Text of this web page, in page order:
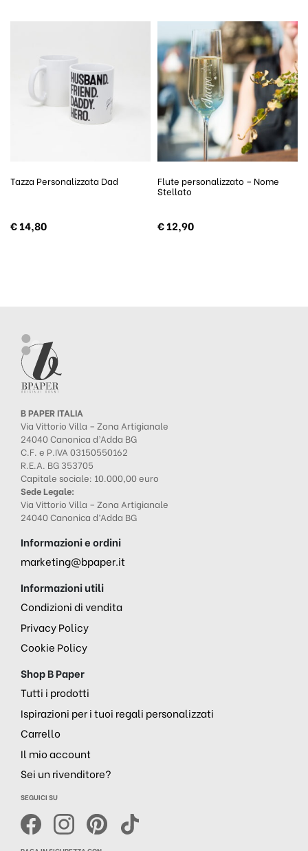
Tazza Personalizzata Dad
€14,80
Flute personalizzato – Nome
Stellato
€12,90
B PAPER ITALIA
Via Vittorio Villa – Zona Artigianale
24040 Canonica d’Adda BG
C.F. e P.IVA 03150550162
R.E.A. BG 353705
Capitale sociale: 10.000,00 euro
Sede Legale:
Via Vittorio Villa – Zona Artigianale
24040 Canonica d’Adda BG
Informazioni e ordini
marketing@bpaper.it
Informazioni utili
Condizioni di vendita
Privacy Policy
Cookie Policy
Shop B Paper
Tutti i prodotti
Ispirazioni per i tuoi regali personalizzati
Carrello
Il mio account
Sei un rivenditore?
SEGUICI SU